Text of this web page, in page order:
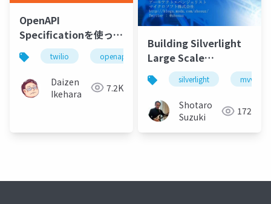
OpenAPI
Specificationを使った
Twilio APIテスト用モ
ッキングサーバーの構
築
twilio openapi prism node
Daizen
Ikehara
7.2K
Building Silverlight
Large Scale
Application Using
MVVM
silverlight mvvm
Shotaro
Suzuki
172